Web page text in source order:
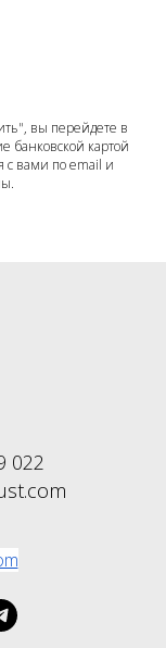
вы перейдете в
банковской картой
с вами по email и
022